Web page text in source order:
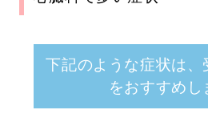
下記のような症状は、
をおすすめし